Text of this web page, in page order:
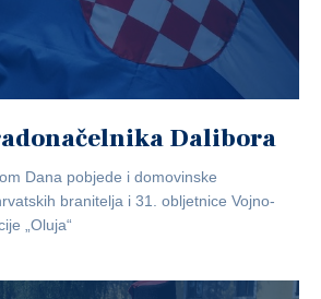
Dalibora
Dana pobjede i domovinske
branitelja i 31. obljetnice Vojno-
„Oluja“